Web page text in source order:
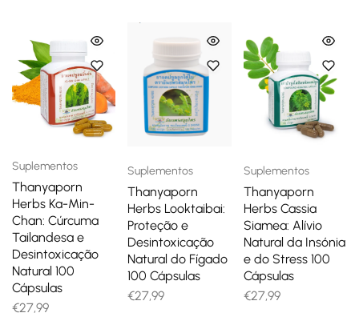
A carregar classificações...
Suplementos
Thanyaporn
Herbs Ka-Min-
Chan: Cúrcuma
Tailandesa e
Desintoxicação
Natural 100
Cápsulas
€27,99
Suplementos
Thanyaporn
Herbs Looktaibai:
Proteção e
Desintoxicação
Natural do Fígado
100 Cápsulas
€27,99
Suplementos
Thanyaporn
Herbs Cassia
Siamea: Alívio
Natural da Insónia
e do Stress 100
Cápsulas
€27,99